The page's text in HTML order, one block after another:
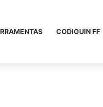
CODIGUIN FF